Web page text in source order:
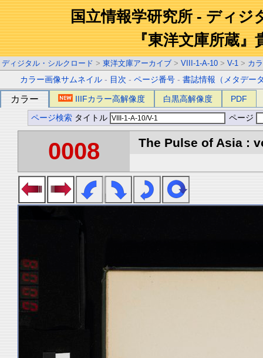
国立情報学研究所 - ディジ
『東洋文庫所蔵』
ディジタル・シルクロード > 東洋文庫アーカイブ > VIII-1-A-10 > V-1 > カ
カラー画像サムネイル - 目次 -ページ番号 -書誌情報（メタデー
カラー IIIFカラー高解像度 白黒高解像度 PDF
ページ検索 タイトル ページ
0008 The Pulse of Asia :